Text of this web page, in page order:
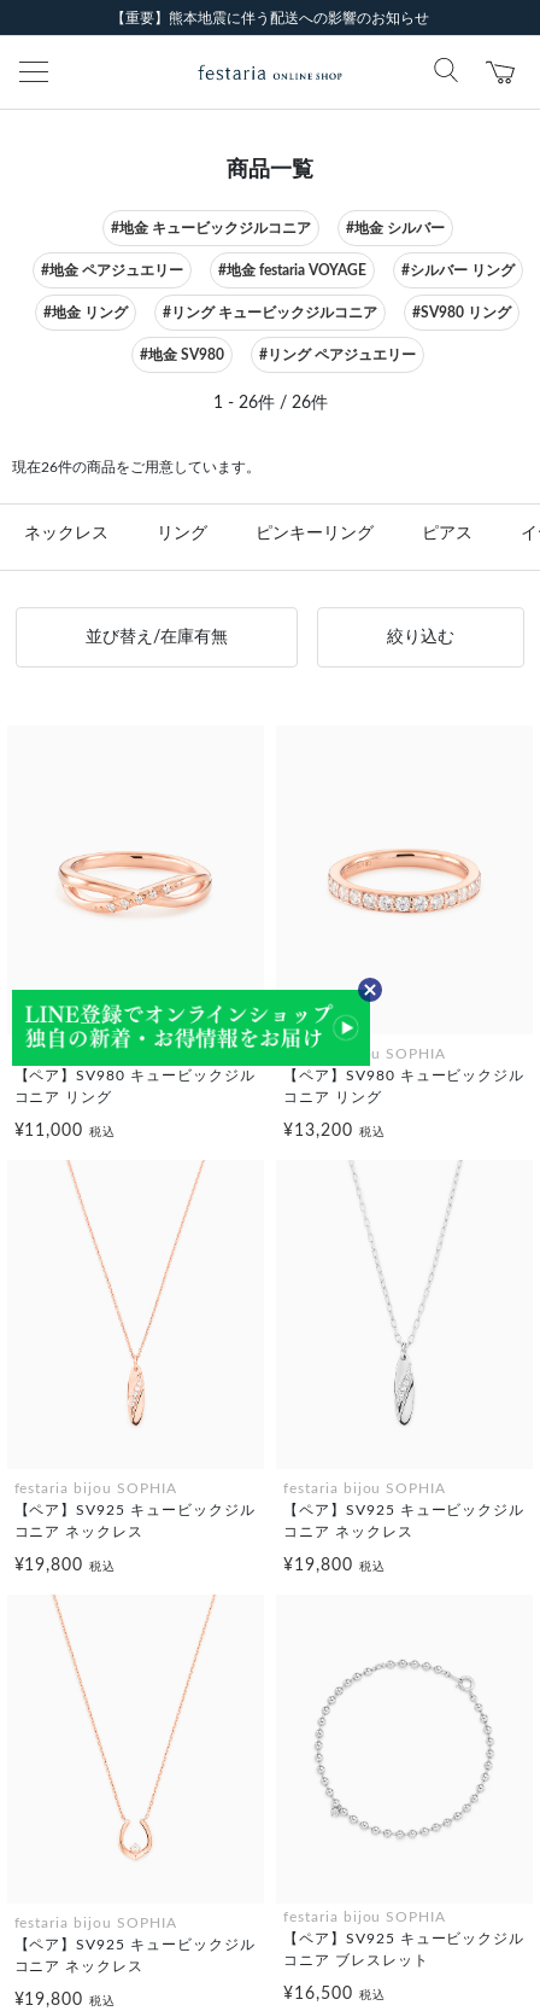
【重要】熊本地震に伴う配送への影響のお知らせ
商品一覧
#地金 キュービックジルコニア #地金 シルバー
#地金 ペアジュエリー #地金 festaria VOYAGE #シルバー リング
#地金 リング #リング キュービックジルコニア #SV980 リング
#地金 SV980 #リング ペアジュエリー
1 - 26件 / 26件
現在26件の商品をご用意しています。
ネックレス リング ピンキーリング ピアス
並び替え/在庫有無 絞り込む
festaria bijou SOPHIA
【ペア】SV980 キュービックジル
コニア リング
¥11,000税込
festaria bijou SOPHIA
【ペア】SV980 キュービックジル
コニア リング
¥13,200 税込
festaria bijou SOPHIA
【ペア】SV925 キュービックジル
コニア ネックレス
¥19,800税込
festaria bijou SOPHIA
【ペア】SV925 キュービックジル
コニア ネックレス
¥19,800 税込
festaria bijou SOPHIA
【ペア】SV925 キュービックジル
コニア ネックレス
¥19,800税込
festaria bijou SOPHIA
【ペア】SV925 キュービックジル
コニア ブレスレット
¥16,500 税込